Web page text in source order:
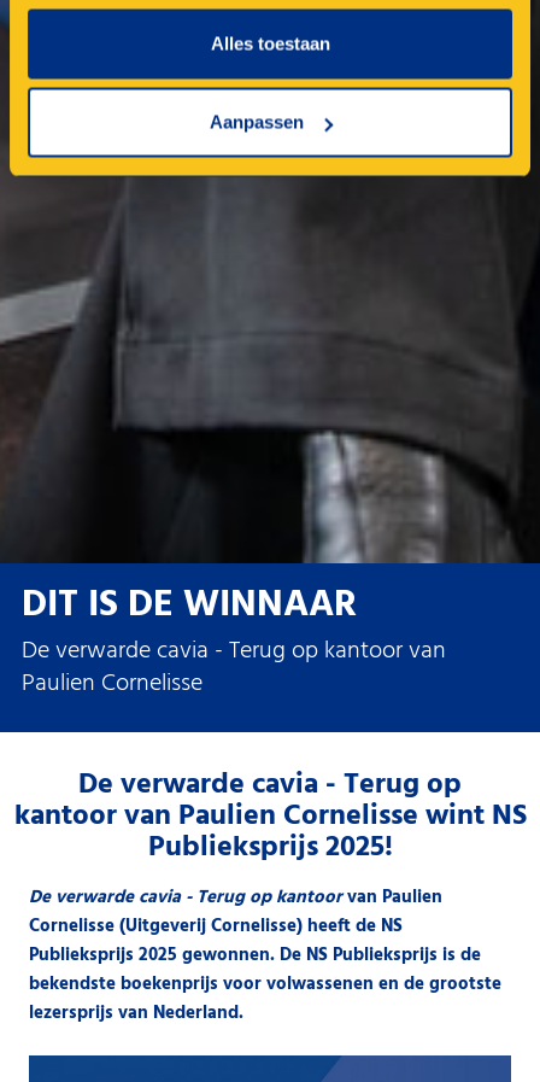
Alles toestaan
Aanpassen
DIT IS DE WINNAAR
De verwarde cavia - Terug op kantoor van
Paulien Cornelisse
De verwarde cavia - Terug op
kantoor van Paulien Cornelisse wint NS
Publieksprijs 2025!
De verwarde cavia - Terugop kantoorvan Paulien
Cornelisse (Uitgeverij Cornelisse) heeft de NS
Publieksprijs 2025 gewonnen. De NS Publieksprijs is de
bekendste boekenprijs voor volwassenen en de grootste
lezersprijs van Nederland.